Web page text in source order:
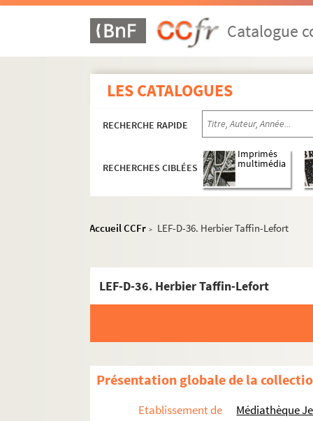
Catalogue
LES CATALOGUES
RECHERCHE RAPIDE
RECHERCHES CIBLÉES
Imprimés
multimédia
Accueil CCFr > LEF-D-36. Herbier Taffin-Lefort
LEF-D-36. Herbier Taffin-Lefort
Présentation globale de la
Etablissement de
Médiathèque